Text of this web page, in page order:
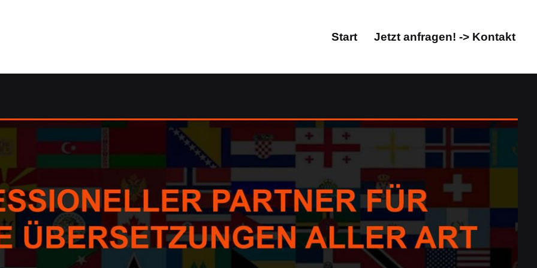
Start Jetzt anfragen! -> Kontakt
✓Übersetzungsagentur, Korrektorat/Lektorat, Dolmetscher, Übersetzungsbüro. Schauen Sie vorbei bei ↗️Guul
Korrektorat/Lektorat, Übersetzungsagentur, Übersetzungsbüro. Öffnen Sie ✓Dolmetscher,
als auch ✓Übersetzungsbüro in 57555 Brachbach? ➡️ Guul Prime, Ihr Übersetzungsprofi &